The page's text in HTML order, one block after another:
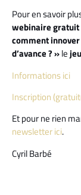
Pour en savoir
webinaire gratuit
comment
d’avance ? »le
Informations ici
Inscription
Et pour ne rien
newsletter ici.
Cyril Barbé